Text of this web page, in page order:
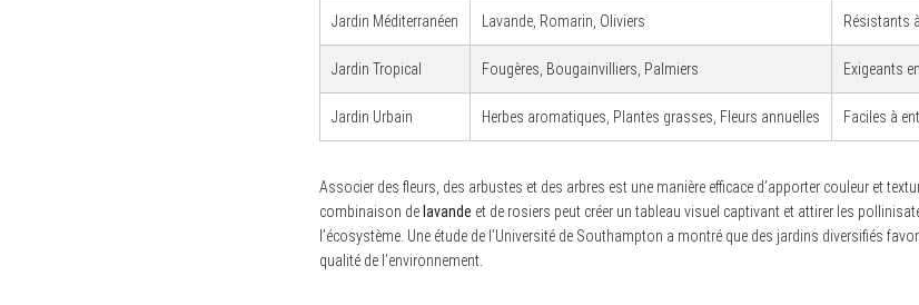
Jardin Méditerranéen Lavande, Romarin, Oliviers Résistants
Jardin Tropical Fougères, Bougainvilliers, Palmiers Exigeants
Jardin Urbain Herbes aromatiques, Plantes grasses, Fleurs annuelles Faciles à
Associer des fleurs, des arbustes et des arbres est une manière efficace d’apporter couleur et
combinaison de lavande et de rosiers peut créer un tableau visuel captivant et attirer les
l’écosystème. Une étude de l’Université de Southampton a montré que des jardins diversifiés
qualité de l’environnement.